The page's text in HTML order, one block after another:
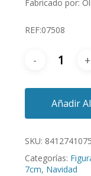
Fabricado por:
REF:07508
Añadir
SKU:
Categorías:
7cm, Navidad